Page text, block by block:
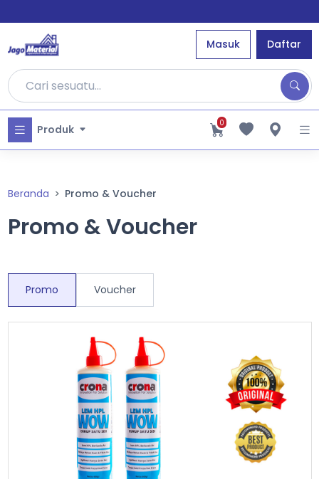
Masuk Daftar
Produk 0
Beranda Promo & Voucher
Promo & Voucher
Promo Voucher